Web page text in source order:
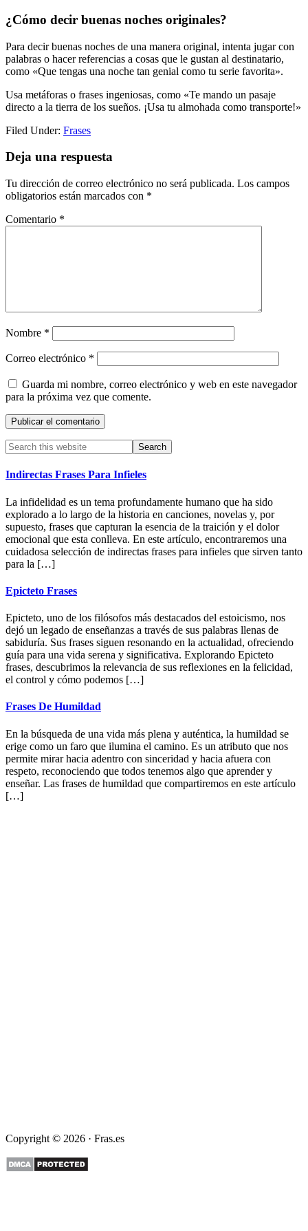
¿Cómo decir buenas noches originales?
Para decir buenas noches de una manera original, intenta jugar con
palabras o hacer referencias a cosas que le gustan al destinatario,
como «Que tengas una noche tan genial como tu serie favorita».
Usa metáforas o frases ingeniosas, como «Te mando un pasaje
directo a la tierra de los sueños. ¡Usa tu almohada como transporte!»
Filed Under: Frases
Reader
Interactions
Deja una respuesta
Tu dirección de correo electrónico no será publicada. Los campos
obligatorios están marcados con *
Comentario *
Nombre *
Correo electrónico *
Guarda mi nombre, correo electrónico y web en este navegador
para la próxima vez que comente.
Primary
Sidebar
Search
this
website
Indirectas Frases Para Infieles
La infidelidad es un tema profundamente humano que ha sido
explorado a lo largo de la historia en canciones, novelas y, por
supuesto, frases que capturan la esencia de la traición y el dolor
emocional que esta conlleva. En este artículo, encontraremos una
cuidadosa selección de indirectas frases para infieles que sirven tanto
para la […]
Epicteto Frases
Epicteto, uno de los filósofos más destacados del estoicismo, nos
dejó un legado de enseñanzas a través de sus palabras llenas de
sabiduría. Sus frases siguen resonando en la actualidad, ofreciendo
guía para una vida serena y significativa. Explorando Epicteto
frases, descubrimos la relevancia de sus reflexiones en la felicidad,
el control y cómo podemos […]
Frases De Humildad
En la búsqueda de una vida más plena y auténtica, la humildad se
erige como un faro que ilumina el camino. Es un atributo que nos
permite mirar hacia adentro con sinceridad y hacia afuera con
respeto, reconociendo que todos tenemos algo que aprender y
enseñar. Las frases de humildad que compartiremos en este artículo
[…]
Copyright © 2026 · Fras.es